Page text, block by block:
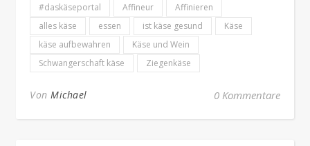
#daskäseportal Affineur
Affinieren
alles käse
essen ist käse gesund
Käse
käse aufbewahren
Käse und Wein
Schwangerschaft käse
Ziegenkäse
Von Michael 0 Kommentare